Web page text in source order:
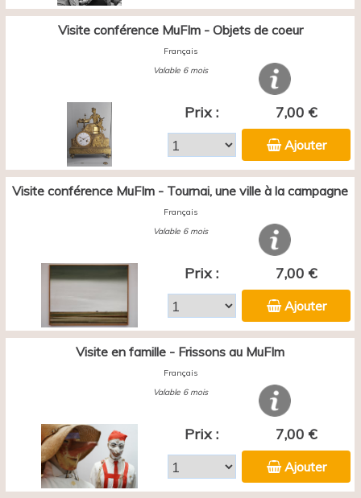
Visite conférence MuFIm - Objets de coeur
Français
Valable 6 mois
Prix : 7,00 €
Ajouter
Visite conférence MuFIm - Tournai, une ville à la campagne
Français
Valable 6 mois
Prix : 7,00 €
Ajouter
Visite en famille - Frissons au MuFIm
Français
Valable 6 mois
Prix : 7,00 €
Ajouter